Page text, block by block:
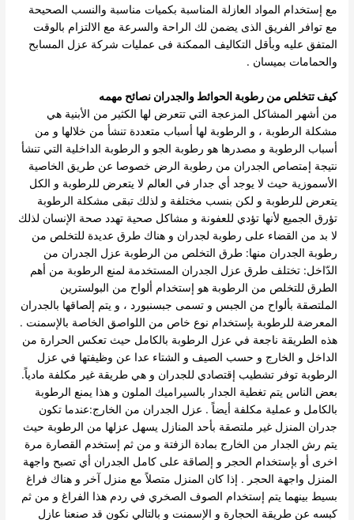
مع إستخدام المواد العازلة المناسبة بكميات مناسبة والنسب الصحيحة
مع توافر الفريق الذى يضمن لك الراحة والسرعة مع الالتزام بالوقت
المتفق عليه وبأقل التكاليف الممكنة فى عمليات شركة عزل المسابح
والحمامات بميسان .
كيف تتخلص من رطوبة الحوائط والجدران نصائح مهمه
من أشهر المشاكل المزعجة التي تتعرض لها الكثير من الأبنية هي
مشكلة الرطوبة ، و الرطوبة لها أسباب متعددة تنشأ من خلالها و من
أسباب الرطوبة و مصدرها هو رطوبة الجو و الرطوبة الداخلية التي تنشأ
نتيجة إمتصاص الجدران من رطوبة الرض خصوصا عن طريق الخاصية
الأسموزية حيث لا يوجد أي جدار في العالم لا يتعرض للرطوبة و الكل
يتعرض للرطوبة و لكن بنسب مختلفة و لذلك تبقى مشكلة الرطوبة
تؤرق الجميع لأنها تؤدي للعفونة و مشاكل صحية تهدد صحة الإنسان لذلك
لا بد من القضاء على رطوبة لجدران و هناك طرق عديدة للتخلص من
رطوبة الجدران منها: طرق التخلص من الرطوبة عزل الجدران من
الدّاخل: تختلف طرق عزل الجدران المستخدمة لمنع الرطوبة من أهم
الطرق للتخلص من الرطوبة هو إستخدام ألواح من البولسترين
الملتصقة بألواح من الجبس و تسمى جبسنبورد ، و يتم إلصاقها بالجدران
المعرضة للرطوبة بإستخدام نوع خاص من اللواصق الخاصة بالإسمنت .
هذه الطريقة ناجعة في عزل الرطوبة بالكامل حيث تعكس الحرارة من
الداخل و الخارج و حسب الصيف و الشتاء عدا عن وظيفتها في عزل
الرطوبة توفر تشطيب إقتصادي للجدران و هي طريقة غير مكلفة مادياً.
بعض الناس يتم تغطية الجدار بالسيراميك الملون و هذا يمنع الرطوبة
بالكامل و عملية مكلفة أيضاً . عزل الجدران من الخارج:عندما تكون
جدران المنزل غير ملتصقة بأحد المنازل يسهل عزلها من الرطوبة حيث
يتم رش الجدار من الخارج بمادة الزفتة و من ثم إستخدم القصارة مرة
اخرى أو بإستخدام الحجر و إلصاقة على كامل الجدران أي تصبح واجهة
المنزل واجهة الحجر . إذا كان المنزل متصلاً مع منزل آخر و هناك فراغ
بسيط بينهما يتم إستخدام الصوف الصخري في ردم هذا الفراغ و من ثم
كبسه عن طريقة الحجارة و الإسمنت و بالتالي نكون قد صنعنا عازل